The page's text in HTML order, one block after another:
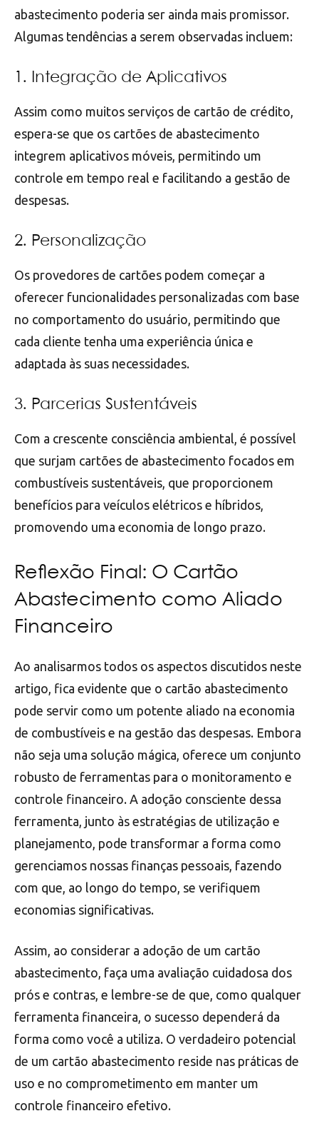
abastecimento poderia ser ainda mais promissor.
Algumas tendências a serem observadas incluem:
1. Integração de Aplicativos
Assim como muitos serviços de cartão de crédito,
espera-se que os cartões de abastecimento
integrem aplicativos móveis, permitindo um
controle em tempo real e facilitando a gestão de
despesas.
2. Personalização
Os provedores de cartões podem começar a
oferecer funcionalidades personalizadas com base
no comportamento do usuário, permitindo que
cada cliente tenha uma experiência única e
adaptada às suas necessidades.
3. Parcerias Sustentáveis
Com a crescente consciência ambiental, é possível
que surjam cartões de abastecimento focados em
combustíveis sustentáveis, que proporcionem
benefícios para veículos elétricos e híbridos,
promovendo uma economia de longo prazo.
Reflexão Final: O Cartão
Abastecimento como Aliado
Financeiro
Ao analisarmos todos os aspectos discutidos neste
artigo, fica evidente que o cartão abastecimento
pode servir como um potente aliado na economia
de combustíveis e na gestão das despesas. Embora
não seja uma solução mágica, oferece um conjunto
robusto de ferramentas para o monitoramento e
controle financeiro. A adoção consciente dessa
ferramenta, junto às estratégias de utilização e
planejamento, pode transformar a forma como
gerenciamos nossas finanças pessoais, fazendo
com que, ao longo do tempo, se verifiquem
economias significativas.
Assim, ao considerar a adoção de um cartão
abastecimento, faça uma avaliação cuidadosa dos
prós e contras, e lembre-se de que, como qualquer
ferramenta financeira, o sucesso dependerá da
forma como você a utiliza. O verdadeiro potencial
de um cartão abastecimento reside nas práticas de
uso e no comprometimento em manter um
controle financeiro efetivo.